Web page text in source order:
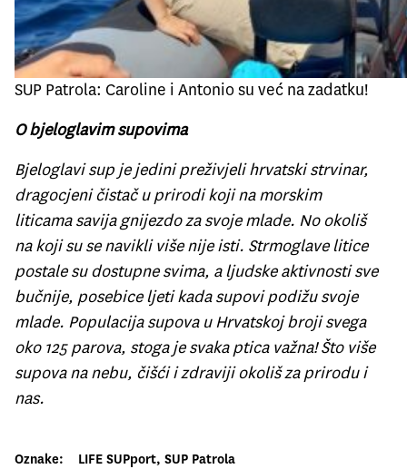
SUP Patrola: Caroline i Antonio su već na zadatku!
O bjeloglavim supovima
Bjeloglavi sup je jedini preživjeli hrvatski strvinar,
dragocjeni čistač u prirodi koji na morskim
liticama savija gnijezdo za svoje mlade. No okoliš
na koji su se navikli više nije isti. Strmoglave litice
postale su dostupne svima, a ljudske aktivnosti sve
bučnije, posebice ljeti kada supovi podižu svoje
mlade. Populacija supova u Hrvatskoj broji svega
oko 125 parova, stoga je svaka ptica važna! Što više
supova na nebu, čišći i zdraviji okoliš za prirodu i
nas.
Oznake: LIFE SUPport, SUP Patrola